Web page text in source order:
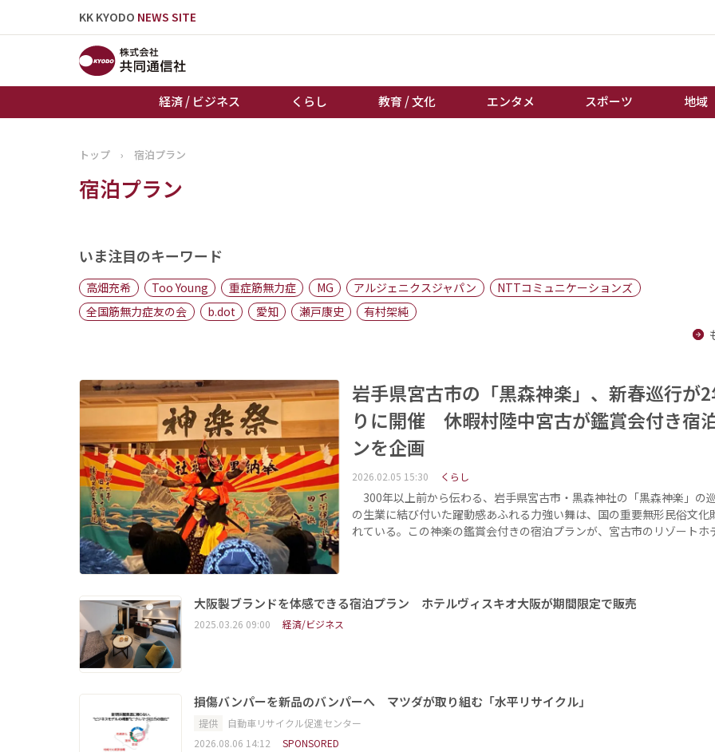
KK KYODO NEWS SITE
経済 / ビジネス くらし 教育 / 文化 エンタメ スポーツ 地域
トップページ
お知らせ
地域
キーパーソン
棋王戦
トップ › 宿泊プラン
宿泊プラン
いま注目のキーワード
高畑充希 Too Young 重症筋無力症 MG アルジェニクスジャパン
NTTコミュニケーションズ
全国筋無力症友の会
b.dot 愛知 瀬戸康史
有村架純
岩手県宮古市の「黒森神楽」、新春巡行が
りに開催 休暇村陸中宮古が鑑賞会付き宿
ンを企画
2026.02.05 15:30 くらし
300年以上前から伝わる、岩手県宮古市・黒森神社の「黒森神楽」の
の生業に結び付いた躍動感あふれる力強い舞は、国の重要無形民俗文化
れている。この神楽の鑑賞会付きの宿泊プランが、宮古市のリゾート
大阪製ブランドを体感できる宿泊プラン ホテルヴィスキオ大阪が期間限定で販売
2025.03.26 09:00 経済/ビジネス
損傷バンパーを新品のバンパーへ マツダが取り組む「水平リサイクル」
提供
自動車リサイクル促進センター
2026.08.06 14:12
SPONSORED